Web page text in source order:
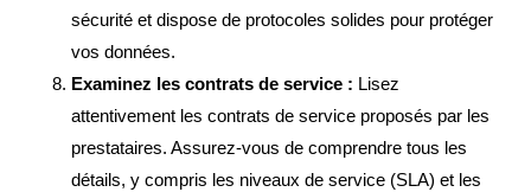
sécurité et dispose de protocoles solides pour protéger
vos données.
Examinez les contrats de service : Lisez
attentivement les contrats de service proposés par les
prestataires. Assurez-vous de comprendre tous les
détails, y compris les niveaux de service (SLA) et les